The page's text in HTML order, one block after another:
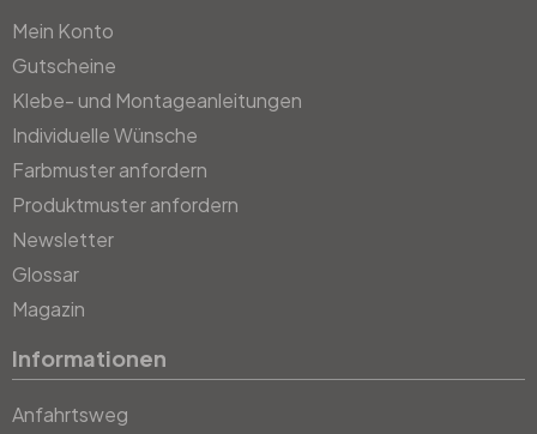
Mein Konto
Gutscheine
Klebe- und Montageanleitungen
Individuelle Wünsche
Farbmuster anfordern
Produktmuster anfordern
Newsletter
Glossar
Magazin
Informationen
Anfahrtsweg